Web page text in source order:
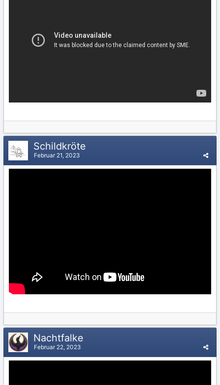
Schildkröte
Februar 21, 2023
Nachtfalke
Februar 22, 2023